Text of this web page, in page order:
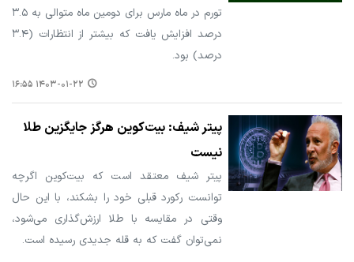
تورم در ماه مارس برای دومین ماه متوالی به ۳.۵
درصد افزایش یافت که بیشتر از انتظارات (۳.۴
درصد) بود.
۱۴۰۳-۰۱-۲۲ ۱۶:۵۵
پیتر شیف: بیت‌کوین هرگز جایگزین طلا
نیست
پیتر شیف معتقد است که بیت‌کوین اگرچه
توانست رکورد قبلی خود را بشکند، با این حال
وقتی در مقایسه با طلا ارزش‌گذاری می‌شود،
نمی‌توان گفت که به قله جدیدی رسیده است.